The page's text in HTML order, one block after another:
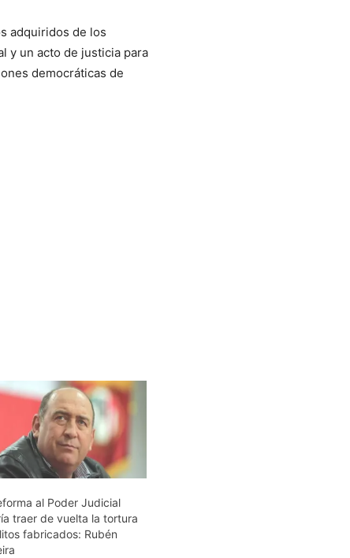
adquiridos de los
y un acto de justicia para
democráticas de
al Poder Judicial
traer de vuelta la tortura
fabricados: Rubén